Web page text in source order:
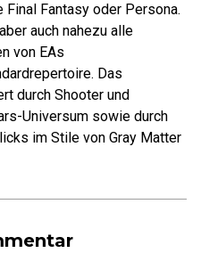
Fantasy oder Persona.
auch nahezu alle
von EAs
Das
durch Shooter und
Universum sowie durch
im Stile von Gray Matter